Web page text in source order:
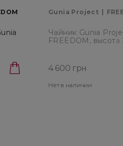
Gunia Project
Чайник Gunia
FREEDOM, высота
4 600 грн
Нет в наличии